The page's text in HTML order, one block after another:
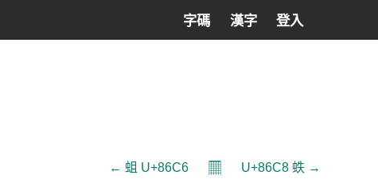
字碼 漢字 登入
← 蛆 U+86C6 𝄜 U+86C8 蛈 →